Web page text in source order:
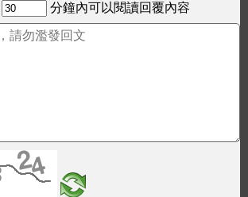
分鐘內可以閱讀回覆內容